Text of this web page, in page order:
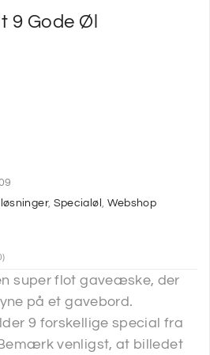
9 Gode Øl
, Specialøl Webshop
super flot gaveæske, der
på et gavebord.
9 forskellige special fra
venligst, at billedet